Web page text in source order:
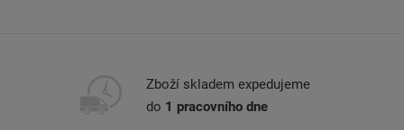
Zboží skladem expedujeme
do 1 pracovního dne